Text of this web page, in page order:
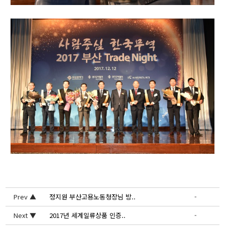
Prev ▲ 정지원 부산고용노동청장님 방..
-
Next ▼
2017년 세계일류상품 인증.. -